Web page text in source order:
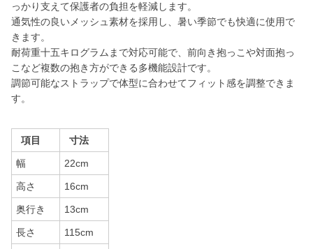
っかり支えて保護者の負担を軽減します。
通気性の良いメッシュ素材を採用し、暑い季節でも快適に使用で
きます。
耐荷重十五キログラムまで対応可能で、前向き抱っこや対面抱っ
こなど複数の抱き方ができる多機能設計です。
調節可能なストラップで体型に合わせてフィット感を調整できま
す。
項目 寸法
幅 22cm
高さ 16cm
奥行き 13cm
長さ 115cm